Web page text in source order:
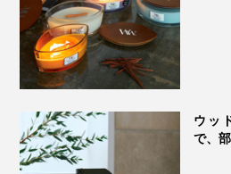
アンバー、ベチベル、ムスク
レッドウッド：
レッドウッド、白檀、アンバ
サンダルウッドグローブ：
白檀と甘いグローブの絶妙な
ウッ
で、